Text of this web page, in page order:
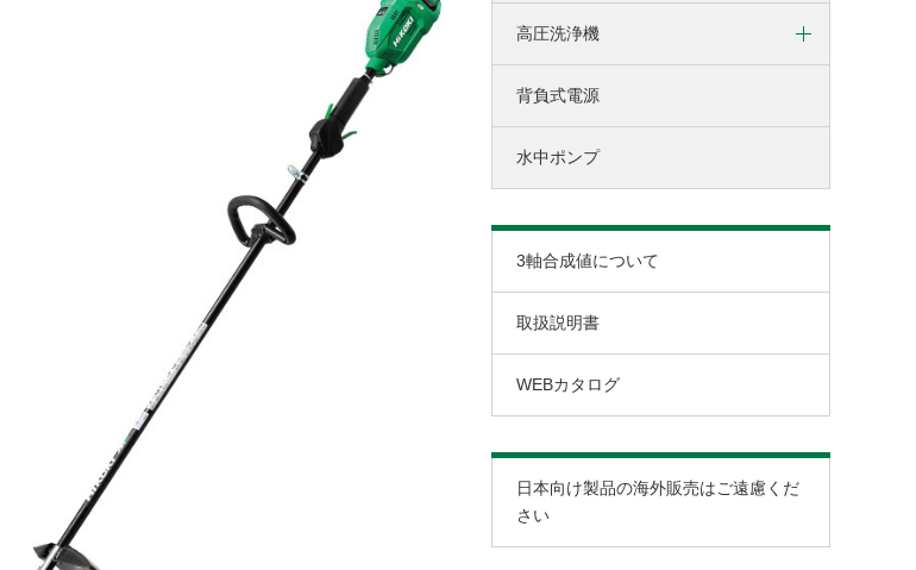
ポールソー
高圧洗浄機
コードレス高圧洗浄機
背負式電源
水中ポンプ
3軸合成値について
取扱説明書
WEBカタログ
日本向け製品の海外販売はご遠慮くだ
さい